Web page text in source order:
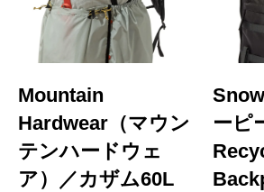
Mountain
Hardwear（マウン
テンハードウェ
ア）／カザム60L
ーピ